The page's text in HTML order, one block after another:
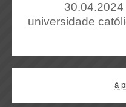
30.04.2024
universidade
à